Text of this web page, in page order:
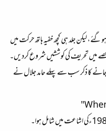
لیکن جلد ہی کچھ خفیہ ہاتھ حرکت میں
میں تحریف کی کوششیں شروع کردیں۔
کا ذکر سب سے پہلے حامد جلال نے